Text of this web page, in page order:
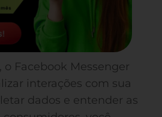
o Facebook Messenger
interações com sua
dados e entender as